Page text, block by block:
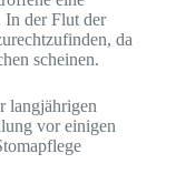
In der Flut der
da
scheinen.
langjährigen
vor einigen